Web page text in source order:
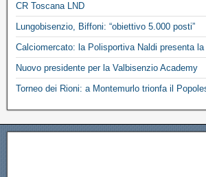
CR Toscana LND
Lungobisenzio, Biffoni: “obiettivo 5.000 posti”
Calciomercato: la Polisportiva Naldi presenta la
Nuovo presidente per la Valbisenzio Academy
Torneo dei Rioni: a Montemurlo trionfa il